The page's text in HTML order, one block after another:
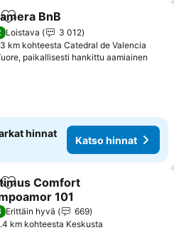
Lisää suosikkeihin
BnB
Loistava
3 012
km kohteesta Catedral de Valencia
paikallisesti hankittu aamiainen
hinnat
Katso hinnat
Lisää suosikkeihin
Comfort
101
hinnat
Erittäin hyvä
669
km kohteesta Keskusta